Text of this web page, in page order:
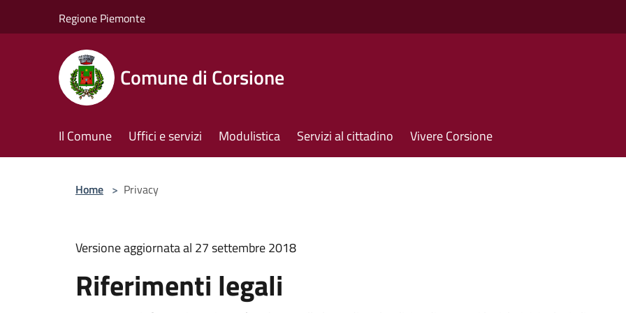
Regione Piemonte
Comune di Corsione
Il Comune Uffici e servizi Modulistica Servizi al cittadino Vivere Corsione
Home > Privacy
Versione aggiornata al 27 settembre 2018
Riferimenti legali